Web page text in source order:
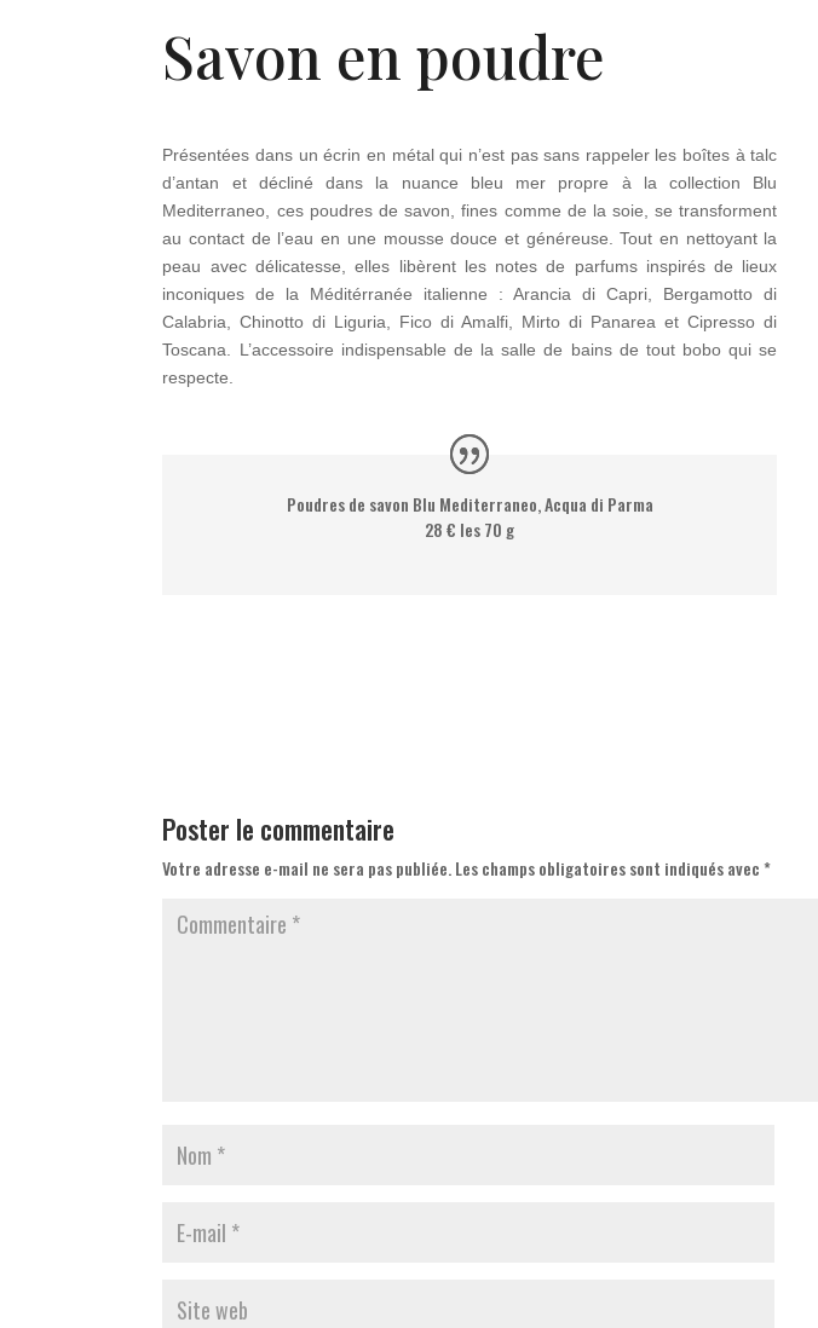
Savon en poudre
Présentées dans un écrin en métal qui n’est pas sans rappeler les boîtes à talc
d’antan et décliné dans la nuance bleu mer propre à la collection Blu
Mediterraneo, ces poudres de savon, fines comme de la soie, se transforment
au contact de l’eau en une mousse douce et généreuse. Tout en nettoyant la
peau avec délicatesse, elles libèrent les notes de parfums inspirés de lieux
inconiques de la Méditérranée italienne : Arancia di Capri, Bergamotto di
Calabria, Chinotto di Liguria, Fico di Amalfi, Mirto di Panarea et Cipresso di
Toscana. L’accessoire indispensable de la salle de bains de tout bobo qui se
respecte.
Poudres de savon Blu Mediterraneo, Acqua di Parma
28 € les 70 g
Poster le commentaire
Votre adresse e-mail ne sera pas publiée.Les champs obligatoires sont indiqués avec*